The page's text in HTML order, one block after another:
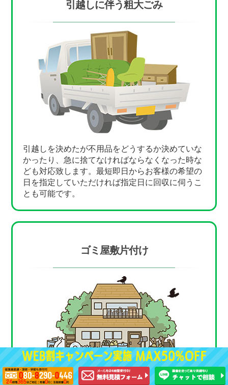
引越しに伴う粗大ごみ
引越しを決めたが不用品をどうするか決めていな
かったり、急に捨てなければならなくなった時な
ども対応致します。最短即日からお客様の希望の
日を指定していただければ指定日に回収に伺うこ
とも可能です。
ゴミ屋敷片付け